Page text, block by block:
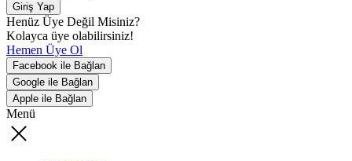
Giriş Yap
Henüz Üye Değil Misiniz?
Kolayca üye olabilirsiniz!
Hemen Üye Ol
Facebook ile Bağlan
Google ile Bağlan
Apple ile Bağlan
Menü